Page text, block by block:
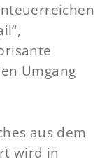
Umgang
aus dem
wird in